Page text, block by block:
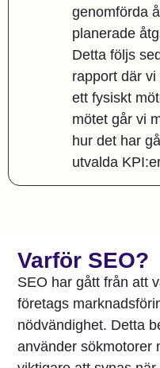
genomförda
planerade
Detta följs
rapport där
ett fysiskt
mötet går vi
hur det har
utvalda
Varför SEO?
SEO har gått från att
företags
nödvändighet. Detta
använder sökmotorer